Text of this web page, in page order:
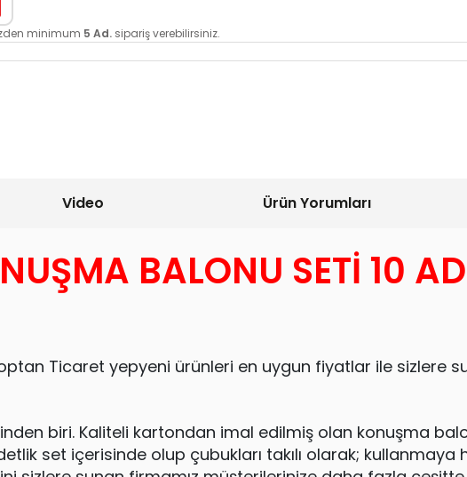
minimum 5 Ad. sipariş verebilirsiniz.
Video Ürün Yorumları
BALONU SETİ 10
Ticaret yepyeni ürünleri en uygun fiyatlar ile sizlere
biri. Kaliteli kartondan imal edilmiş olan konuşma
set içerisinde olup çubukları takılı olarak; kullanmaya